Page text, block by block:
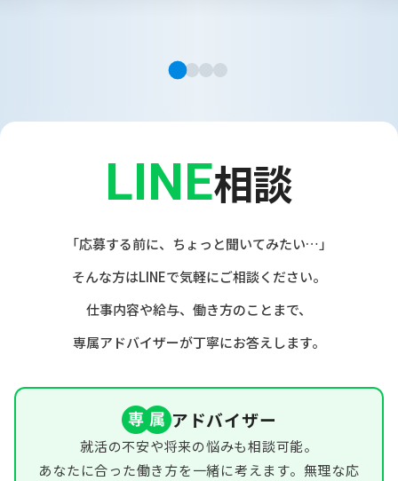
LINE相談
「応募する前に、ちょっと聞いてみたい…」
そんな方はLINEで気軽にご相談ください。
仕事内容や給与、働き方のことまで、
専属アドバイザーが丁寧にお答えします。
アドバイザー
就活の不安や将来の悩みも相談可能。
あなたに合った働き方を一緒に考えます。無理な応